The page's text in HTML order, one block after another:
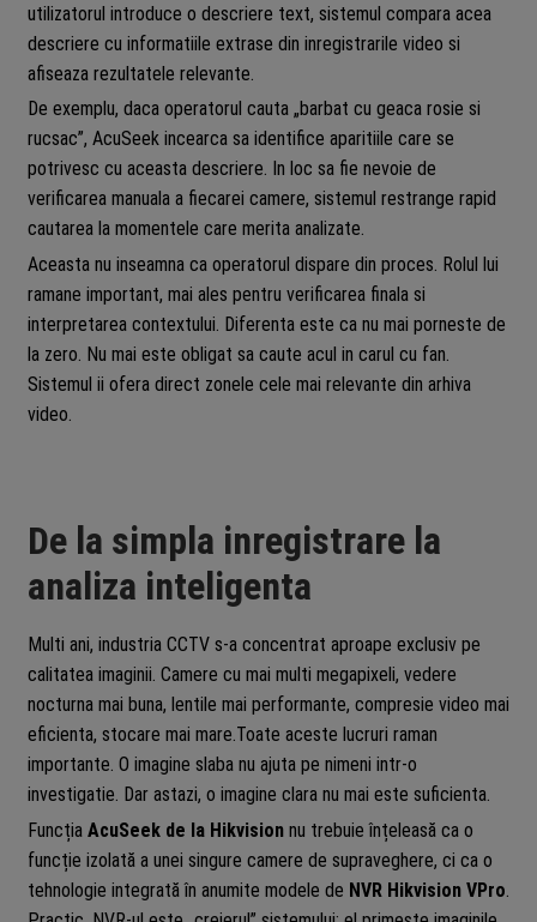
utilizatorul introduce o descriere text, sistemul compara acea
descriere cu informatiile extrase din inregistrarile video si
afiseaza rezultatele relevante.
De exemplu, daca operatorul cauta „barbat cu geaca rosie si
rucsac”, AcuSeek incearca sa identifice aparitiile care se
potrivesc cu aceasta descriere. In loc sa fie nevoie de
verificarea manuala a fiecarei camere, sistemul restrange rapid
cautarea la momentele care merita analizate.
Aceasta nu inseamna ca operatorul dispare din proces. Rolul lui
ramane important, mai ales pentru verificarea finala si
interpretarea contextului. Diferenta este ca nu mai porneste de
la zero. Nu mai este obligat sa caute acul in carul cu fan.
Sistemul ii ofera direct zonele cele mai relevante din arhiva
video.
De la simpla inregistrare la
analiza inteligenta
Multi ani, industria CCTV s-a concentrat aproape exclusiv pe
calitatea imaginii. Camere cu mai multi megapixeli, vedere
nocturna mai buna, lentile mai performante, compresie video mai
eficienta, stocare mai mare.Toate aceste lucruri raman
importante. O imagine slaba nu ajuta pe nimeni intr-o
investigatie. Dar astazi, o imagine clara nu mai este suficienta.
Funcția AcuSeek de la Hikvisionnu trebuie înțeleasă ca o
funcție izolată a unei singure camere de supraveghere, ci ca o
tehnologie integrată în anumite modele de NVR Hikvision VPro